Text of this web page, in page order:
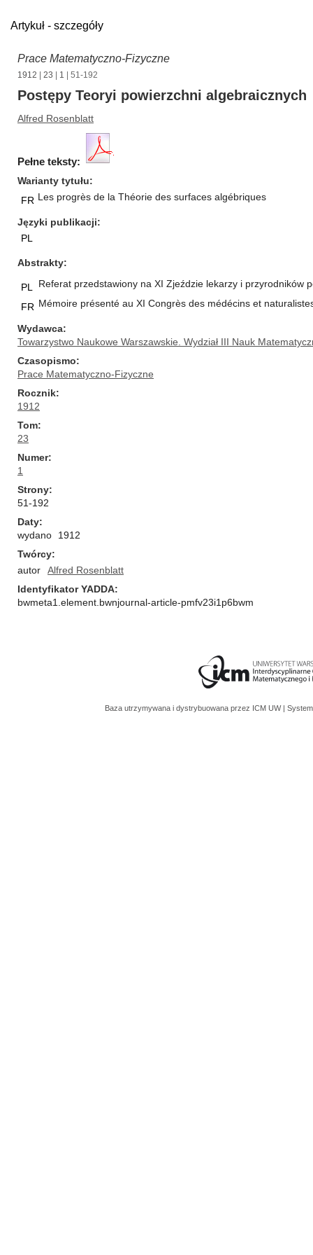
Artykuł - szczegóły
Prace Matematyczno-Fizyczne
1912 23 1 | 51-192
Postępy Teoryi powierzchni algebraicznych
Alfred Rosenblatt
Pełne teksty:
Warianty tytułu
FR Les progrès de la Théorie des surfaces algébriques
Języki publikacji
PL
Abstrakty
PL Referat przedstawiony na XI Zjeździe lekarzy i przyrodników
FR Mémoire présenté au XI Congrès des médécins et
Wydawca
Towarzystwo Naukowe Warszawskie. Wydział III Nauk
Czasopismo
Prace Matematyczno-Fizyczne
Rocznik
1912
Tom
23
Numer
1
Strony
51-192
Daty
wydano
1912
Twórcy
autor
Alfred Rosenblatt
Identyfikator YADDA
bwmeta1.element.bwnjournal-article-pmfv23i1p6bwm
Baza utrzymywana i dystrybuowana przez ICM UW |